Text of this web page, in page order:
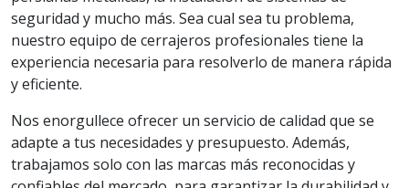
seguridad y mucho más. Sea cual sea tu problema,
nuestro equipo de cerrajeros profesionales tiene la
experiencia necesaria para resolverlo de manera rápida
y eficiente.
Nos enorgullece ofrecer un servicio de calidad que se
adapte a tus necesidades y presupuesto. Además,
trabajamos solo con las marcas más reconocidas y